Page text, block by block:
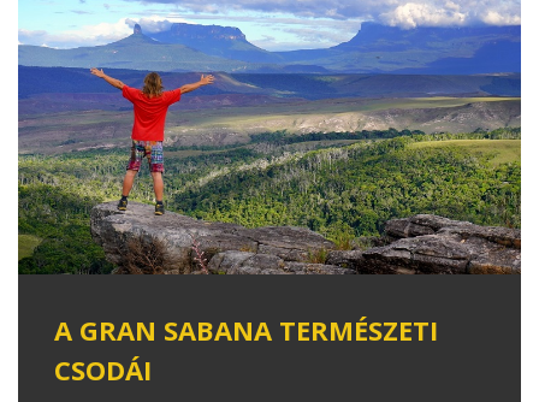
A GRAN SABANA TERMÉSZETI
CSODÁI